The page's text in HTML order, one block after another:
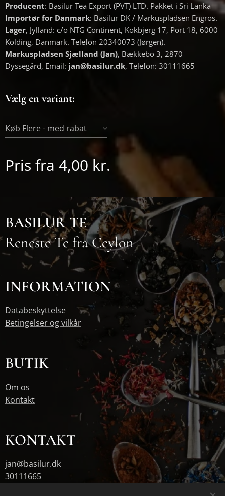
Producent: Basilur Tea Export (PVT) LTD. Pakket i Sri Lanka
Importør for Danmark: Basilur DK / Markuspladsen Engros.
Lager, Jylland: c/o NTG Continent, Kokbjerg 17, Port 18, 6000
Kolding, Danmark. Telefon 20340073 (Jørgen).
Markuspladsen Sjælland (Jan), Bækkebo 3, 2870
Dyssegård, Email: jan@basilur.dk, Telefon: 30111665
Vælg en variant:
Køb Flere - med rabat
Pris fra 4,00 kr.
BASILUR TE
Reneste Te fra Ceylon
INFORMATION
Databeskyttelse
Betingelser og vilkår
BUTIK
Om os
Kontakt
KONTAKT
jan@basilur.dk
30111665